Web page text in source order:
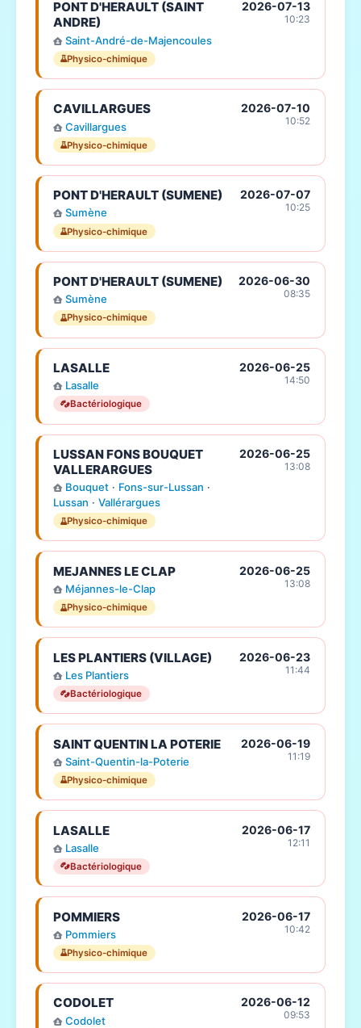
PONT D'HERAULT (SAINT
ANDRE)
Saint-André-de-Majencoules
Physico-chimique
2026-07-13
10:23
CAVILLARGUES
Cavillargues
Physico-chimique
2026-07-10
10:52
PONT D'HERAULT (SUMENE)
Sumène
Physico-chimique
2026-07-07
10:25
PONT D'HERAULT (SUMENE)
Sumène
Physico-chimique
2026-06-30
08:35
LASALLE
Lasalle
Bactériologique
2026-06-25
14:50
LUSSAN FONS BOUQUET
VALLERARGUES
Bouquet· Fons-sur-Lussan ·
Lussan · Vallérargues
Physico-chimique
2026-06-25
13:08
MEJANNES LE CLAP
Méjannes-le-Clap
Physico-chimique
2026-06-25
13:08
LES PLANTIERS (VILLAGE)
Les Plantiers
Bactériologique
2026-06-23
11:44
SAINT QUENTIN LA POTERIE
Saint-Quentin-la-Poterie
Physico-chimique
2026-06-19
11:19
LASALLE
Lasalle
Bactériologique
2026-06-17
12:11
POMMIERS
Pommiers
Physico-chimique
2026-06-17
10:42
CODOLET
Codolet
2026-06-12
09:53